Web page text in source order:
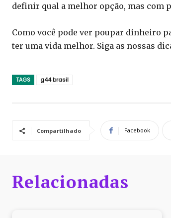
definir qual a melhor opção, mas com
Como você pode ver poupar dinheiro
ter uma vida melhor. Siga as nossas
TAGS g44 brasil
Compartilhado Facebook
Relacionadas